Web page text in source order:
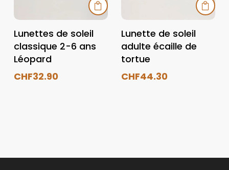

Lunettes de soleil
classique 2-6 ans
Léopard
CHF32.90
Lunette de soleil
adulte écaille de
tortue
CHF44.30
